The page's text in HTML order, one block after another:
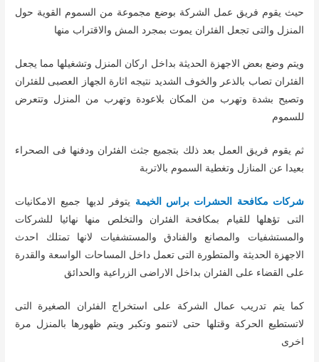
حيث يقوم فريق عمل الشركة بوضع مجموعة من السموم القوية حول
المنزل والتى تجعل الفئران يموت بمجرد المش والاقتراب منها
ويتم وضع بعض الاجهزة الحديثة بداخل اركان المنزل وتشغيلها مما يجعل
الفئران تصاب بالذعر والخوف الشديد نتيجه اثارة الجهاز العصبى للفئران
وتصيح بشدة وتهرب من المكان بلاعودة وتهرب من المنزل وتتعرض
للسموم
ثم يقوم فريق العمل بعد ذلك بتجميع جثث الفئران ودفنها فى الصحراء
بعيدا عن المنازل وتغطية السموم بالاتربة
شركات مكافحة الحشرات براس الخيمة يتوفر لديها جميع الامكانيات
التى تؤهلها للقيام بمكافحة الفئران والتخلص منها نهائيا للشركات
والمستشفيات والمصانع والفنادق والمستشفيات لانها تمتلك احدث
الاجهزة الحديثة والمتطورة التى تعمل داخل المساحات الواسعة والقدرة
على القضاء على الفئران بداخل الاراضى الزراعية والحدائق
كما يتم تدريب عمال الشركة على استخراج الفئران الصغيرة التى
لاتستطيع الحركة وقتلها حتى لاتنمو وتكبر ويتم ظهورها بالمنزل مرة
اخرى